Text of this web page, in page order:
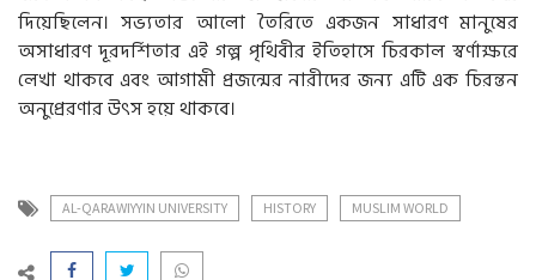
দিয়েছিলেন। সভ্যতার আলো তৈরিতে একজন সাধারণ মানুষের
অসাধারণ দূরদর্শিতার এই গল্প পৃথিবীর ইতিহাসে চিরকাল স্বর্ণাক্ষরে
লেখা থাকবে এবং আগামী প্রজন্মের নারীদের জন্য এটি এক চিরন্তন
অনুপ্রেরণার উৎস হয়ে থাকবে।
AL-QARAWIYYIN UNIVERSITY HISTORY MUSLIM WORLD